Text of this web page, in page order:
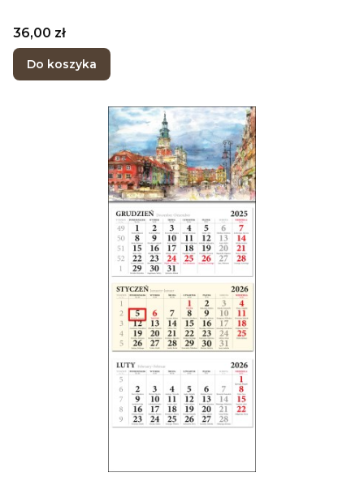
Cena
36,00 zł
Do koszyka